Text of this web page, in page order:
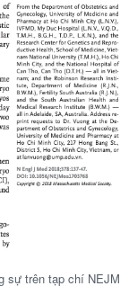
thời sự
yêu
sự trên tạp chí NEJM